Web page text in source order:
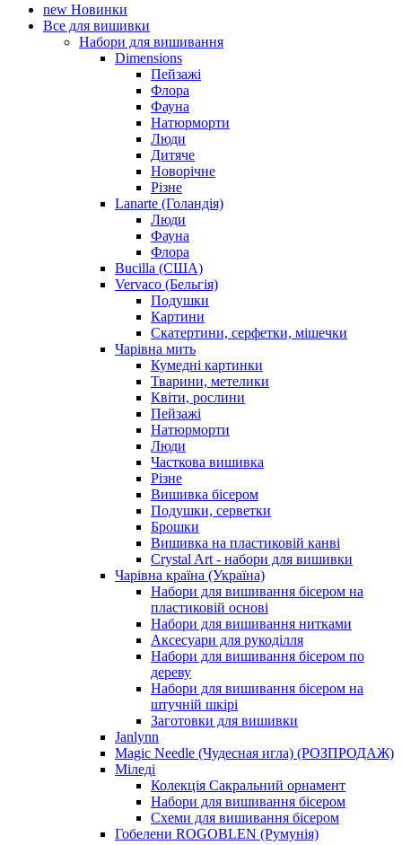
new Новинки
Все для вишивки
Набори для вишивання
Dimensions
Пейзажі
Флора
Фауна
Натюрморти
Люди
Дитяче
Новорічне
Різне
Lanarte (Голандія)
Люди
Фауна
Флора
Bucilla (США)
Vervaco (Бельгія)
Подушки
Картини
Скатертини, серфетки, мішечки
Чарiвна мить
Кумедні картинки
Тварини, метелики
Квіти, рослини
Пейзажі
Натюрморти
Люди
Часткова вишивка
Різне
Вишивка бісером
Подушки, серветки
Брошки
Вишивка на пластиковій канві
Crystal Art - набори для вишивки
Чарівна країна (Україна)
Набори для вишивання бісером на
пластиковій основі
Набори для вишивання нитками
Аксесуари для рукоділля
Набори для вишивання бісером по
дереву
Набори для вишивання бісером на
штучній шкірі
Заготовки для вишивки
Janlynn
Magic Needle (Чудесная игла) (РОЗПРОДАЖ)
Міледі
Колекція Сакральний орнамент
Набори для вишивання бісером
Схеми для вишивання бісером
Гобелени ROGOBLEN (Румунія)